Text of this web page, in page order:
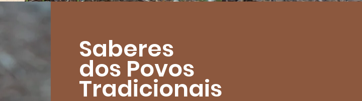
Saberes
dos Povos
Tradicionais